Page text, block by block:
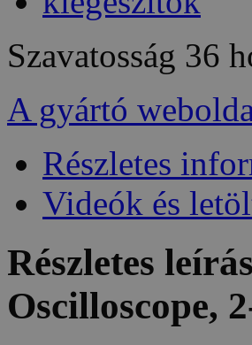
Szavatosság 36
A gyártó
Részletes
Videók és
Részletes
Oscilloscope,